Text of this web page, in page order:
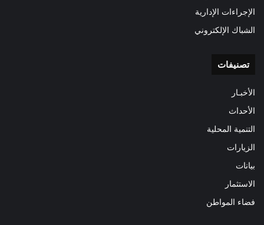
الإجراءات الإدارية
الشباك الإلكتروني
تصنيفات
الأخبـار
الأحداث
التنمية المحلية
الزيارات
بيانات
الاستثمار
فضاء المواطن